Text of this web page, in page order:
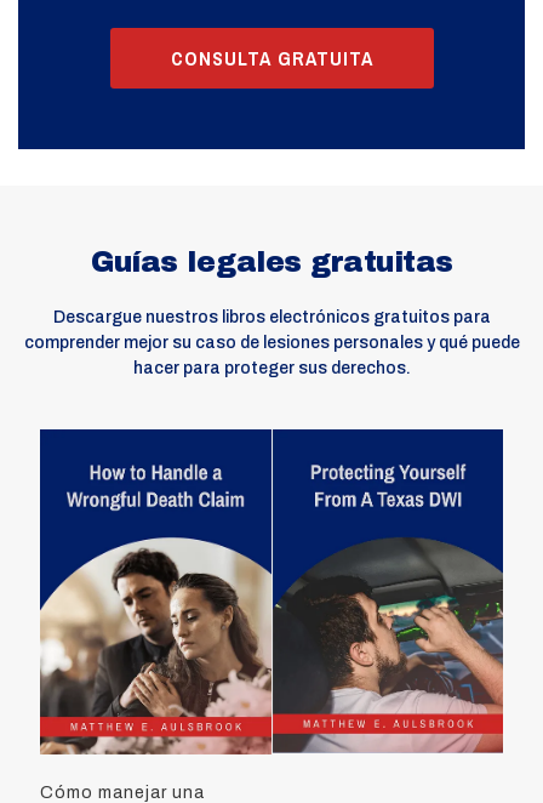
CONSULTA GRATUITA
Guías legales gratuitas
Descargue nuestros libros electrónicos gratuitos para
comprender mejor su caso de lesiones personales y qué puede
hacer para proteger sus derechos.
Cómo manejar una